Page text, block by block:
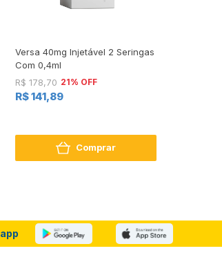
Versa 40mg Injetável 2 Seringas
Com 0,4ml
R$ 178,70 21% OFF
R$ 141,89
Comprar